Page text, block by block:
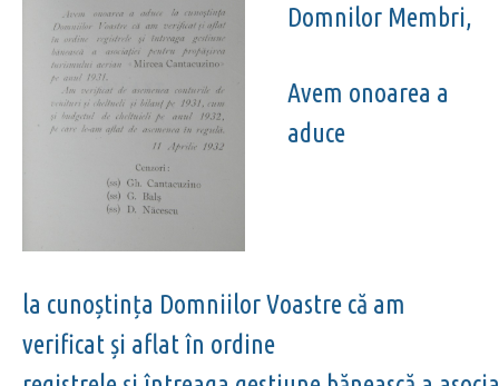
Domnilor Membri,
Avem onoarea a
aduce
la cunoștința Domniilor Voastre că am
verificat și aflat în ordine